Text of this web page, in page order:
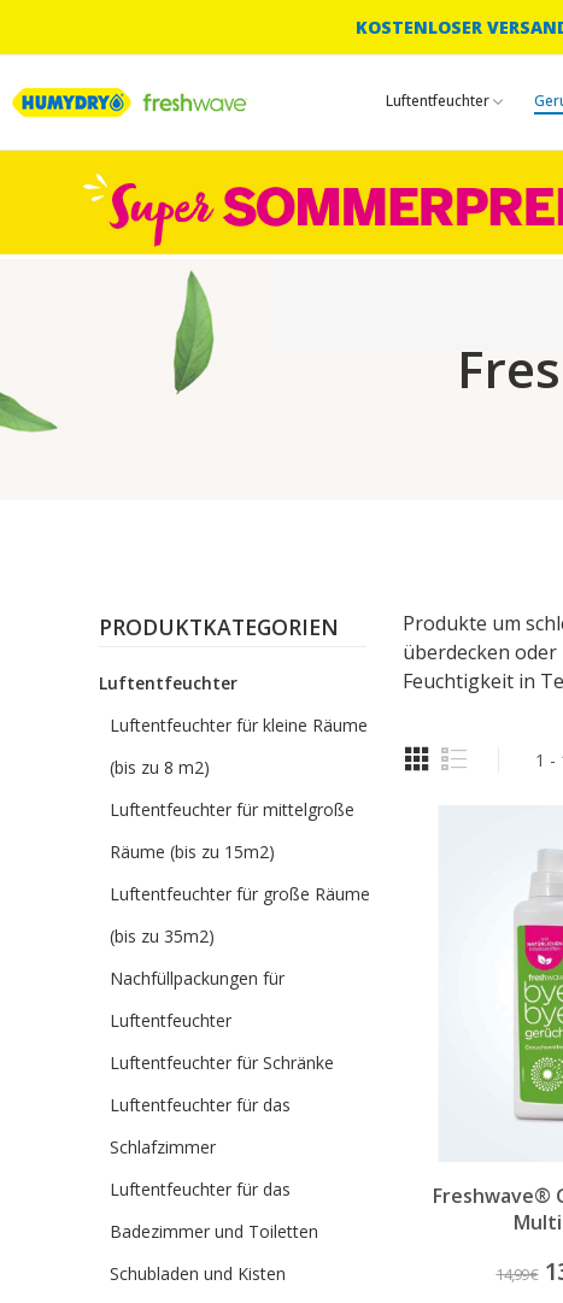
KOSTENLOSER
Luftentfeuchter
PRODUKTKATEGORIEN
Luftentfeuchter
Luftentfeuchter für kleine Räume
(bis zu 8 m2)
Luftentfeuchter für mittelgroße
Räume (bis zu 15m2)
Luftentfeuchter für große Räume
(bis zu 35m2)
Nachfüllpackungen für
Luftentfeuchter
Luftentfeuchter für Schränke
Luftentfeuchter für das
Schlafzimmer
Luftentfeuchter für das
Badezimmer und Toiletten
Schubladen und Kisten
Produkte um
überdecken
Feuchtigkeit in
1 -
Freshwave®
14,99 €